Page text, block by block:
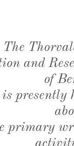
The
and
of
presently
primary